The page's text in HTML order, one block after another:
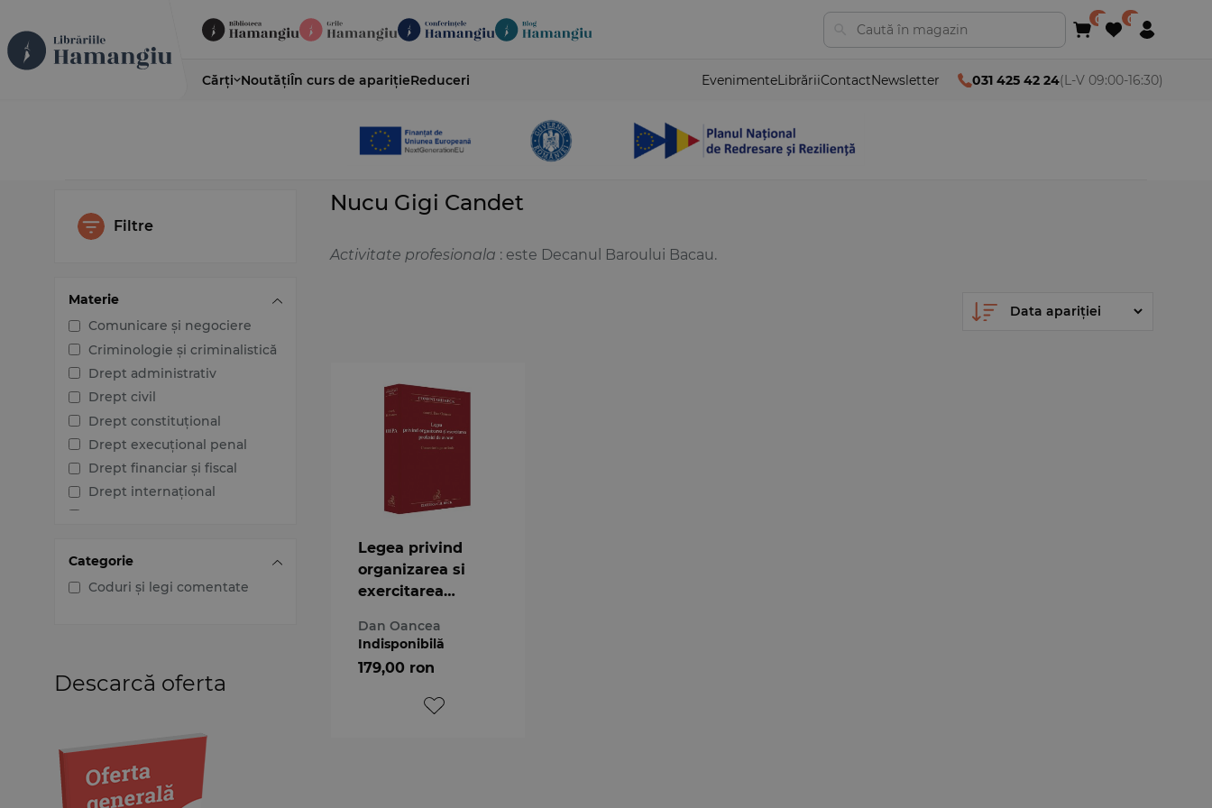
Cărți NoutățiÎn curs de aparițieReduceri EvenimenteLibrăriiContactNewsletter 031 425 42 24(L-V 09:00-16:30)
Filtre
Materie
Comunicare și negociere
Criminologie și criminalistică
Drept administrativ
Drept civil
Drept constituțional
Drept execuțional penal
Drept financiar și fiscal
Drept internațional
Drept procesual penal
Dreptul afacerilor
sociale
intelectuale
Dreptul Uniunii Europene
Jurisprudența instanțelor
Categorie
Coduri și legi comentate
Descarcă oferta
Nucu Gigi Candet
Activitate profesionala : este Decanul Baroului Bacau.
Legea privind
organizarea si
exercitarea
avocat.
Comentariu pe
articole
Dan Oancea
Indisponibilă
179,00 ron